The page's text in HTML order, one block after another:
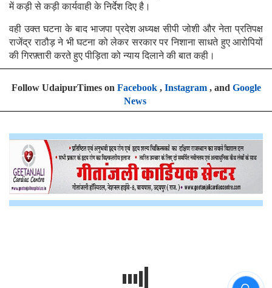
में कड़ी से कड़ी कार्यवाही के निर्देश दिए है।
वही उक्त घटना के बाद भाजपा प्रदेश अध्यक्ष सीपी जोशी और नेता प्रतिपक्ष
राजेंद्र राठौड़ ने भी घटना को लेकर सरकार पर निशाना साधते हुए आरोपियों
की गिरफ़्तारी करते हुए पीड़िता को न्याय दिलाने की बात कही।
Follow UdaipurTimes on Facebook, Instagram, and Google
News